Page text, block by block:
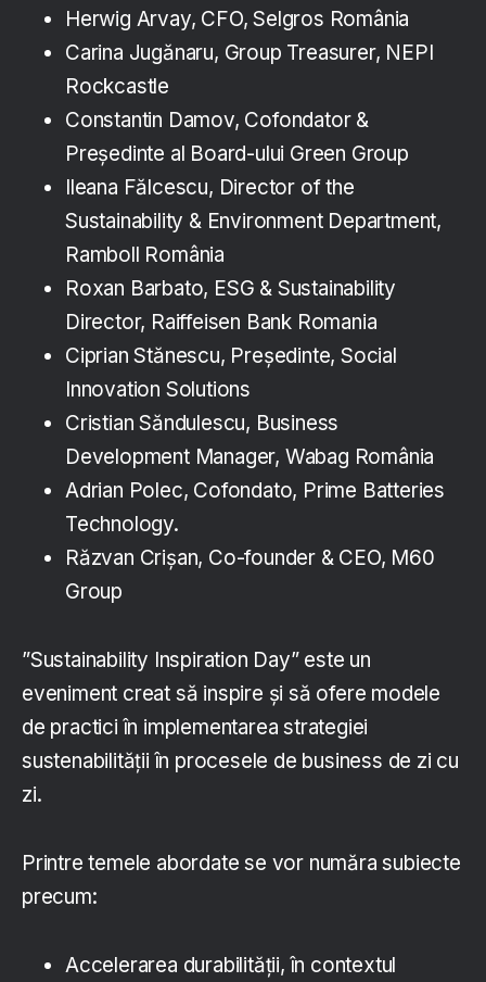
Herwig Arvay, CFO, Selgros România
Carina Jugănaru, Group Treasurer, NEPI
Rockcastle
Constantin Damov, Cofondator &
Președinte al Board-ului Green Group
Ileana Fălcescu, Director of the
Sustainability & Environment Department,
Ramboll România
Roxan Barbato, ESG & Sustainability
Director, Raiffeisen Bank Romania
Ciprian Stănescu, Președinte, Social
Innovation Solutions
Cristian Săndulescu, Business
Development Manager, Wabag România
Adrian Polec, Cofondato, Prime Batteries
Technology.
Răzvan Crișan, Co-founder & CEO, M60
Group
”Sustainability Inspiration Day” este un
eveniment creat să inspire și să ofere modele
de practici în implementarea strategiei
sustenabilității în procesele de business de zi cu
zi.
Printre temele abordate se vor număra subiecte
precum:
Accelerarea durabilității, în contextul